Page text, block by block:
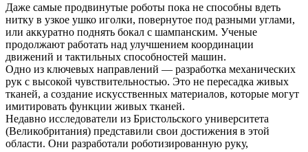
Даже самые продвинутые роботы пока не способны вдеть
нитку в узкое ушко иголки, повернутое под разными углами,
или аккуратно поднять бокал с шампанским. Ученые
продолжают работать над улучшением координации
движений и тактильных способностей машин.
Одно из ключевых направлений — разработка механических
рук с высокой чувствительностью. Это не пересадка живых
тканей, а создание искусственных материалов, которые могут
имитировать функции живых тканей.
Недавно исследователи из Бристольского университета
(Великобритания) представили свои достижения в этой
области. Они разработали роботизированную руку,